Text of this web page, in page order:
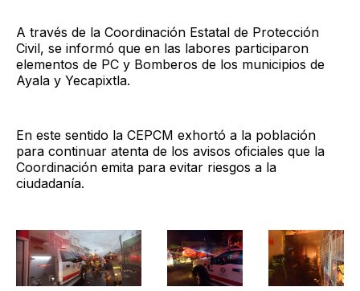
A través de la Coordinación Estatal de Protección
Civil, se informó que en las labores participaron
elementos de PC y Bomberos de los municipios de
Ayala y Yecapixtla.
En este sentido la CEPCM exhortó a la población
para continuar atenta de los avisos oficiales que la
Coordinación emita para evitar riesgos a la
ciudadanía.